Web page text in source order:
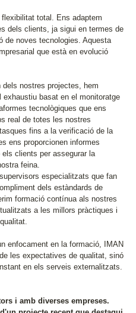
total. Ens adaptem
dels clients, ja sigui en termes de
de noves tecnologies. Aquesta
que està en evolució
dels nostres projectes, hem
basat en el monitoratge
tecnològiques que ens
real de totes les nostres
fins a la verificació de la
ens proporcionen informes
clients per assegurar la
feina.
especialitzats que fan
dels estàndards de
formació contínua als nostres
a les millors pràctiques i
enfocament en la formació, IMAN
les expectatives de qualitat, sinó
en els serveis externalitzats.
i amb diverses empreses.